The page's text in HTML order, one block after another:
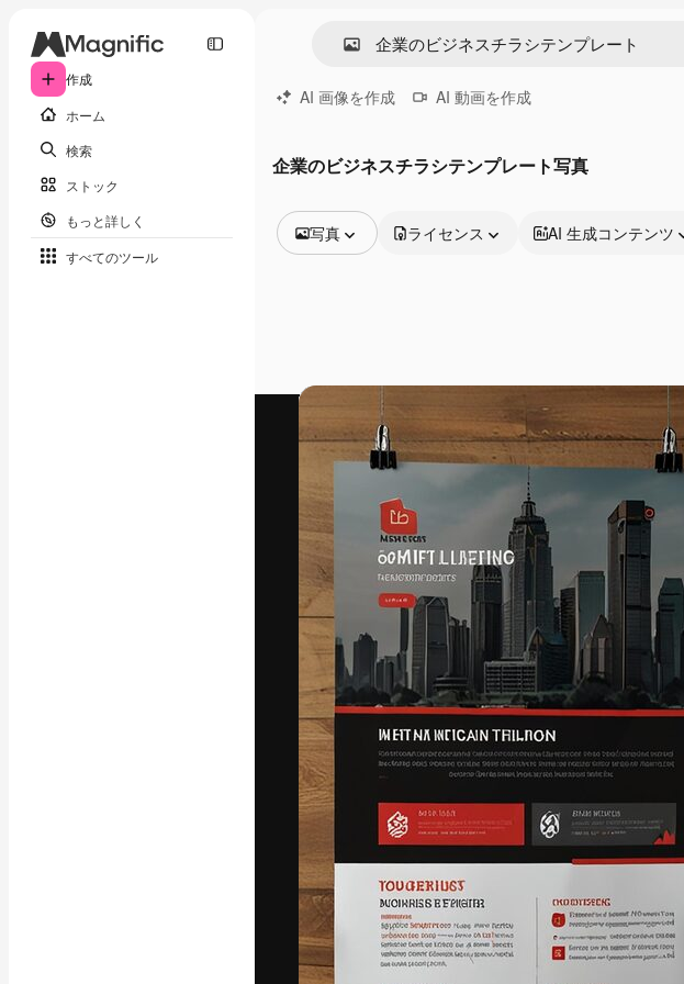
作成
ホーム
検索
ストック
もっと詳しく
すべてのツール
AI 画像を作成 AI 動画を作成
企業のビジネスチラシテンプレート写真
写真
動画
映像素材
モーショングラフィックス
動画テンプレート
アイコン
3D モデル
フォント
ライセンス AI 生成コンテンツ
最高のクリエイティブ制作を導くためのプラ
ットフォーム。クリエイター、企業、代理
店、スタジオを含む100万人以上が利用して
います。
日本語
Copyright © 2010-2026 Freepik Company S.L.U.